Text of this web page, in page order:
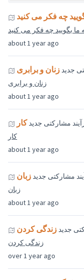
about 1 year ago
about 1 year ago
جدیدزنان و برابری
زنان و برابری
about 1 year ago
مشارکتی جدیدکار
کار
about 1 year ago
مشارکتی جدیدزبان
زبان
over 1 year ago
جدیدزندگی کردن
زندگی کردن